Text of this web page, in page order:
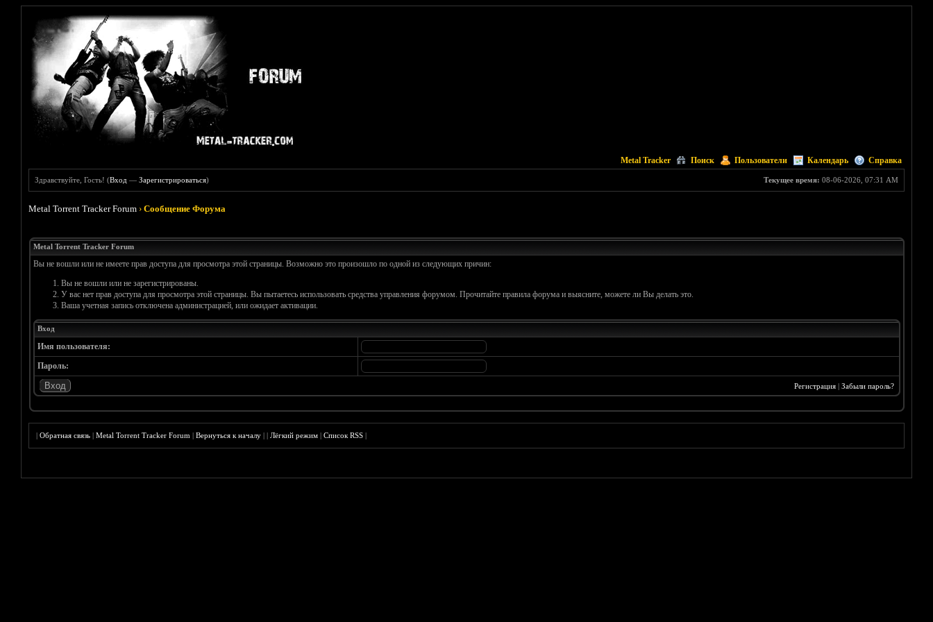
Metal Tracker Поиск Пользователи Календарь Справка
Текущее время: 08-06-2026, 07:31 AM
Здравствуйте, Гость! (Вход —Зарегистрироваться)
Metal Torrent Tracker Forum ›Сообщение Форума
Metal Torrent Tracker Forum
Вы не вошли или не имеете прав доступа для просмотра этой страницы. Возможно это произошло по одной из следующих причин:
Вы не вошли или не зарегистрированы.
У вас нет прав доступа для просмотра этой страницы. Вы пытаетесь использовать средства управления форумом. Прочитайте правила форума и выясните, можете ли Вы делать это.
Ваша учетная запись отключена администрацией, или ожидает активации.
Вход
Имя пользователя:
Пароль:
Регистрация| Забыли пароль?
|Обратная связь |Metal Torrent Tracker Forum |Вернуться к началу ||Лёгкий режим |Список RSS |